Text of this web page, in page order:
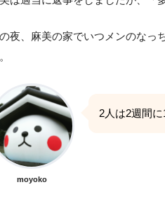
夜、麻美の家でいつメンのなっ
moyoko
2人は2週間